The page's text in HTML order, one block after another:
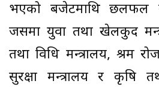
भएको बजेटमाथि छलफल
जसमा युवा तथा खेलकुद
तथा प्रविधि मन्त्रालय, श्रम
सुरक्षा मन्त्रालय र कृषि